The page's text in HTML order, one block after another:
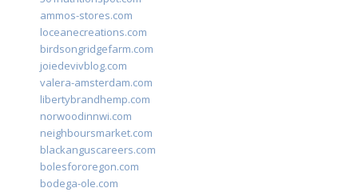
ammos-stores.com
loceanecreations.com
birdsongridgefarm.com
joiedevivblog.com
valera-amsterdam.com
libertybrandhemp.com
norwoodinnwi.com
neighboursmarket.com
blackanguscareers.com
bolesfororegon.com
bodega-ole.com